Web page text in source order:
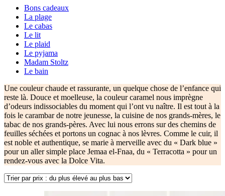
Bons cadeaux
La plage
Le cabas
Le lit
Le plaid
Le pyjama
Madam Stoltz
Le bain
Une couleur chaude et rassurante, un quelque chose de l’enfance qui
reste là. Douce et moelleuse, la couleur caramel nous imprègne
d’odeurs indissociables du moment qui l’ont vu naître. Il est tout à la
fois le carambar de notre jeunesse, la cuisine de nos grands-mères, le
tabac de nos grands-pères. Avec lui nous errons sur des chemins de
feuilles séchées et portons un cognac à nos lèvres. Comme le cuir, il
est noble et authentique, se marie à merveille avec du « Dark blue »
pour un aller simple place Jemaa el-Fnaa, du « Terracotta » pour un
rendez-vous avec la Dolce Vita.